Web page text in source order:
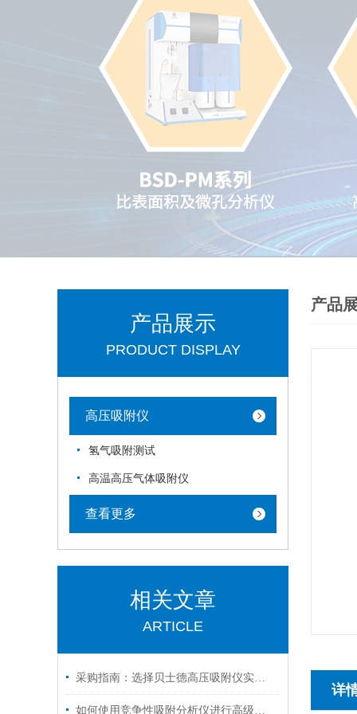
产品展示
PRODUCT DISPLAY
高压吸附仪
氢气吸附测试
高温高压气体吸附仪
查看更多
相关文章
ARTICLE
采购指南：选择贝士德高压吸附仪实力厂家的五大核心理由
如何使用竞争性吸附分析仪进行高级气体吸附实验？
产品
详